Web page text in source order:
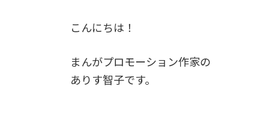
こんにちは！
まんがプロモーション作家の
ありす智子です。